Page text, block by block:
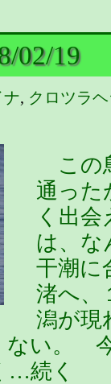
02/19
ナ, クロツラ
この
通った
く出
は、な
干潮に
渚へ、
潟が現
ない。
…続く